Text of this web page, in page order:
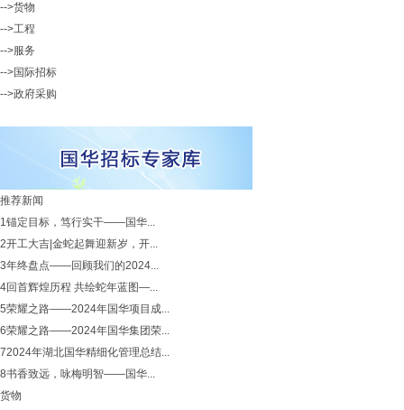
-->货物
-->工程
-->服务
-->国际招标
-->政府采购
推荐新闻
1锚定目标，笃行实干——国华...
2开工大吉|金蛇起舞迎新岁，开...
3年终盘点——回顾我们的2024...
4回首辉煌历程 共绘蛇年蓝图—...
5荣耀之路——2024年国华项目成...
6荣耀之路——2024年国华集团荣...
72024年湖北国华精细化管理总结...
8书香致远，咏梅明智——国华...
货物